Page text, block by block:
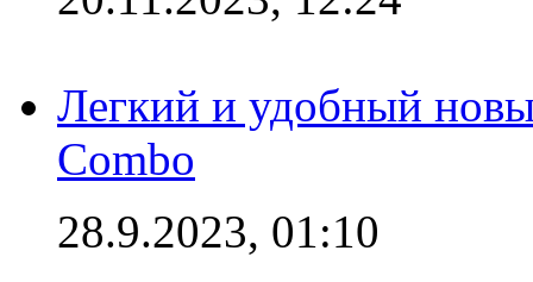
Легкий и удобный
Combo
28.9.2023, 01:10